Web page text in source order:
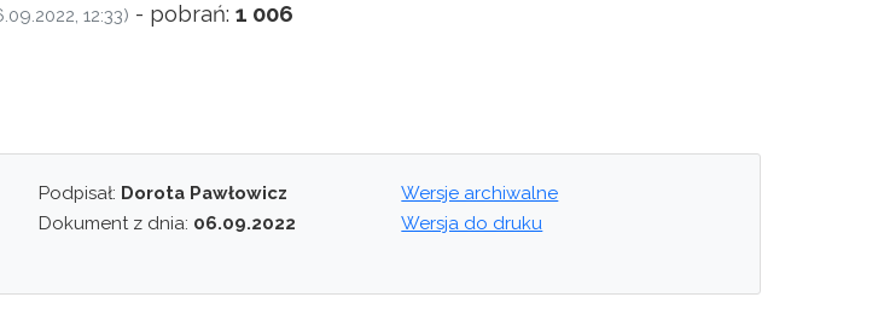
12:33) - pobrań: 1 006
Podpisał: Dorota Pawłowicz
Dokument z dnia: 06.09.2022
Wersje archiwalne
Wersja do druku